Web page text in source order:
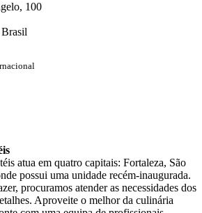
100
atua em quatro capitais: Fortaleza, São
possui uma unidade recém-inaugurada.
procuramos atender as necessidades dos
Aproveite o melhor da culinária